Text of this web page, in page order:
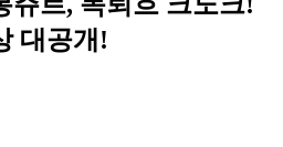
대공개!